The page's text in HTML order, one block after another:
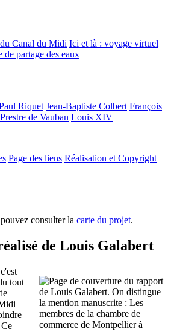
Canal du Midi Ici et là : voyage virtuel
de partage des eaux
Riquet Jean-Baptiste Colbert François
de Vauban Louis XIV
Page des liens Réalisation et Copyright
consulter la carte du projet.
de Louis Galabert
tout